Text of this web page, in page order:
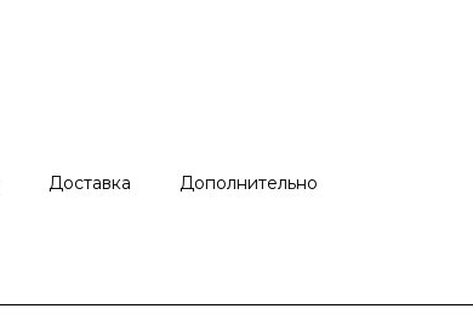
Доставка Дополнительно